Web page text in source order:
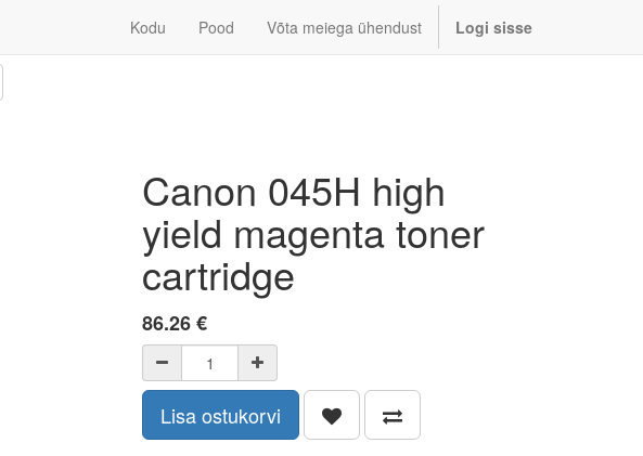
Kodu Pood Võta meiega ühendust Logi sisse
Canon 045H high
yield magenta toner
cartridge
86.26€
Lisa ostukorvi